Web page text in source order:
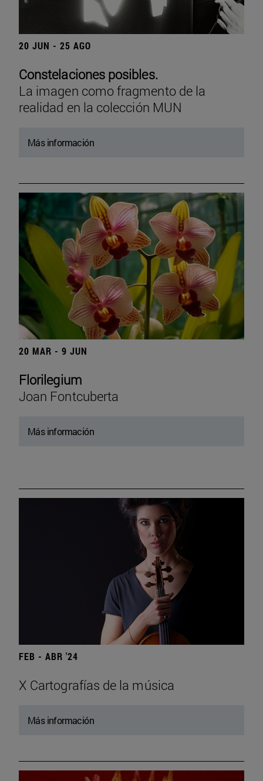
20 JUN - 25 AGO
Constelaciones posibles.
La imagen como fragmento de la
realidad en la colección MUN
Más información
20 MAR - 9 JUN
Florilegium
Joan Fontcuberta
Más información
FEB - ABR '24
X Cartografías de la música
Más información